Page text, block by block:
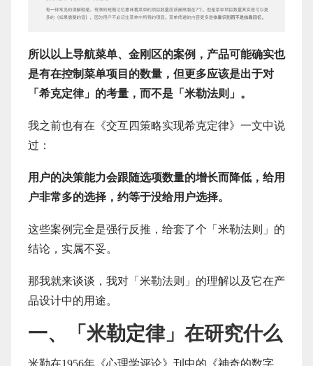
所以以上导航菜单、金刚区的案例，产品可能确实也
是有在控制菜单项目的数量，但更多应该是出于对
「希克定律」的考量，而不是「米勒法则」。
我之前也有在《交互四策略实现希克定律》一文中说
过：
用户的决策能力会跟随选项数量的增长而降低，给用
户非常多的选择，约等于没给用户选择。
这些案例完全是强行反推，给套了个「米勒法则」的
结论，实属不妥。
那我就来谈谈，我对「米勒法则」的理解以及它在产
品设计中的用途。
一、「米勒定律」在研究什么
米勒在1956年《心理学评论》刊中的《神奇的数字